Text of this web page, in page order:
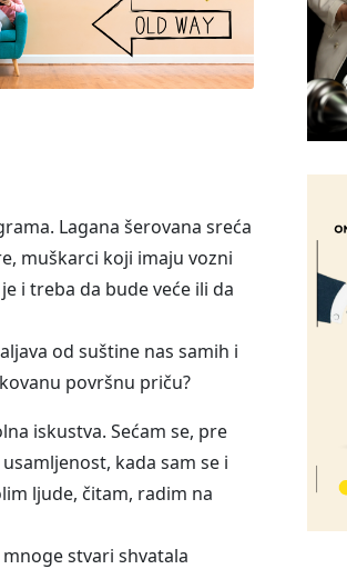
Lagana šerovana sreća
muškarci koji imaju vozni
i treba da bude veće ili da
od suštine nas samih i
površnu priču?
iskustva. Sećam se, pre
kada sam se i
ljude, čitam, radim na
stvari shvatala